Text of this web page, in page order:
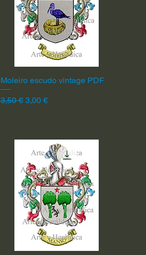
Vista rápida
Moleiro escudo vintage PDF
Precio
3,50 € Precio de oferta
3,00 €